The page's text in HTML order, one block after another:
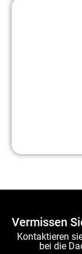
Vermissen
Kontaktieren
bei die